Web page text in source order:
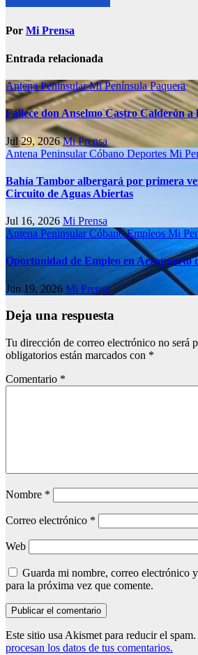
Por Mi Prensa
Entrada relacionada
Antena PeninsularMi PenínsulaPaquera
Fallece don Anselmo Castro Calderón a
Jul 29, 2026Mi Prensa
Antena PeninsularCóbano Deportes Mi
Bahía Tambor albergará por primera
Circuito de Aguas Abiertas
Jul 16, 2026 Mi Prensa
Antena PeninsularCóbanoEmpleos Mi
Oportunidad de Empleo en Aeropuerto
Jun 19, 2026 Mi Prensa
Deja una respuesta
Tu dirección de correo electrónico no será
obligatorios están marcados con *
Comentario *
Nombre *
Correo electrónico *
Web
Guarda mi nombre, correo electrónico
para la próxima vez que comente.
Este sitio usa Akismet para reducir el spam.
procesan los datos de tus comentarios.